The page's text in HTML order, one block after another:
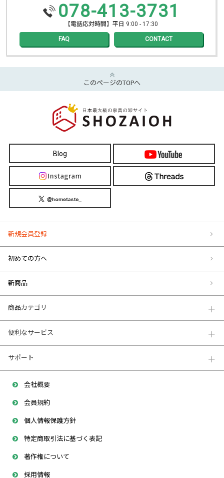
078-413-3731
【電話応対時間】平日 9:00 - 17:30
FAQ CONTACT
このページのTOPへ
Blog
新規会員登録
初めての方へ
新商品
商品カテゴリ
便利なサービス
サポート
会社概要
会員規約
個人情報保護方針
特定商取引法に基づく表記
著作権について
採用情報